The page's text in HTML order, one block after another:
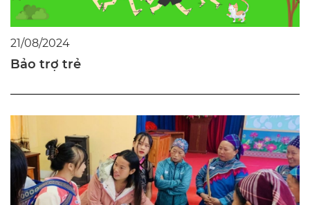
21/08/2024
Bảo trợ trẻ